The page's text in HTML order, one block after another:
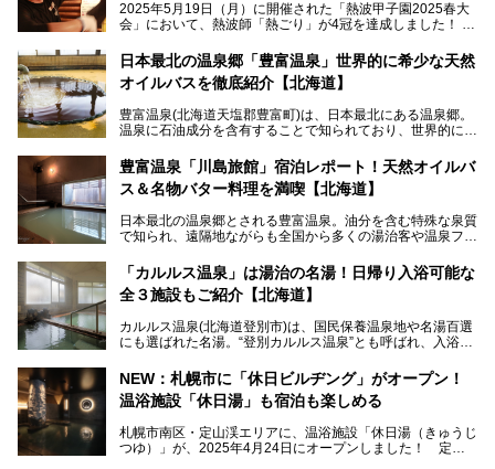
2025年5月19日（月）に開催された「熱波甲子園2025春大
会」において、熱波師「熱ごり」が4冠を達成しました！
動拠点である北海道の銭湯「湯屋・サーモン」にて、メンズ
スキンケアブランド バルクオムの「ONE DAY KIT」を数量
限定でプレゼントいたします。
で、ぜひお試しください。※6月13日配布開始、なくなり次
第終了
───
提供元：株式会社バルクオム【PR】
この記事は株式会社バルクオム商品のPR記事です。
日本最北の温泉郷「豊富温泉」世界的に希少な天然
オイルバスを徹底紹介【北海道】
豊富温泉(北海道天塩郡豊富町)は、日本最北にある温泉郷。
温泉に石油成分を含有することで知られており、世界的にも
に特効があると言われ、遠隔地ながらも全国から湯治・療養
目的で多くの人々が訪れます。
地体験し、独自の視点で豊富温泉の“天然オイルバス”をレポ
ート。温泉地概要や日帰り入浴施設をはじめ、宿泊施設・ア
豊富温泉「川島旅館」宿泊レポート！天然オイルバ
ス＆名物バター料理を満喫【北海道】
日本最北の温泉郷とされる豊富温泉。油分を含む特殊な泉質
で知られ、遠隔地ながらも全国から多くの湯治客や温泉ファ
「川島旅館」は、豊富温泉の開湯当初から営業する老舗旅
館。とりわけ温泉の良さと名物のバター料理に定評があり、
の温泉や料理をはじめ、パブリックスペース・客室など宿の
全貌を徹底的にご紹介します！
「カルルス温泉」は湯治の名湯！日帰り入浴可能な
全３施設もご紹介【北海道】
カルルス温泉(北海道登別市)は、国民保養温泉地や名湯百選
にも選ばれた名湯。“登別カルルス温泉”とも呼ばれ、入浴剤
豊かな登別温泉とは対照的な存在で、今も湯治場的な要素が
残る閑静な温泉地です。
地体験し、カルルス温泉をご紹介。温泉地の概要や泉質解説
をはじめ、日帰り入浴可能な全３施設の紹介・周辺観光・ア
NEW：札幌市に「休日ビルヂング」がオープン！
温浴施設「休日湯」も宿泊も楽しめる
札幌市南区・定山渓エリアに、温浴施設「休日湯（きゅうじ
つゆ）」が、2025年4月24日にオープンしました！ 定山